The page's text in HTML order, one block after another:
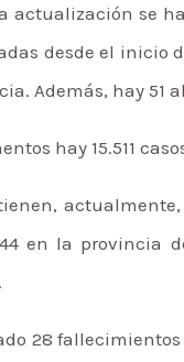
actualización se
desde el inicio
Además, hay 51
hay 15.511
en la provincia
28